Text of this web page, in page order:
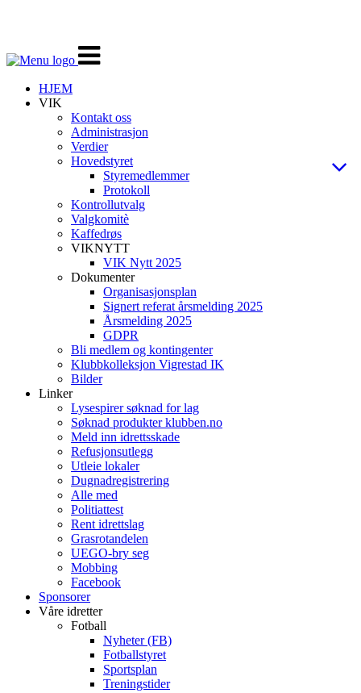
Veksle
navigasjon
HJEM
VIK
Kontakt oss
Administrasjon
Verdier
Hovedstyret
Styremedlemmer
Protokoll
Kontrollutvalg
Valgkomitè
Kaffedrøs
VIKNYTT
VIK Nytt 2025
Dokumenter
Organisasjonsplan
Signert referat årsmelding 2025
Årsmelding 2025
GDPR
Bli medlem og kontingenter
Klubbkolleksjon Vigrestad IK
Bilder
Linker
Lysespirer søknad for lag
Søknad produkter klubben.no
Meld inn idrettsskade
Refusjonsutlegg
Utleie lokaler
Dugnadregistrering
Alle med
Politiattest
Rent idrettslag
Grasrotandelen
UEGO-bry seg
Mobbing
Facebook
Sponsorer
Våre idretter
Fotball
Nyheter (FB)
Fotballstyret
Sportsplan
Treningstider